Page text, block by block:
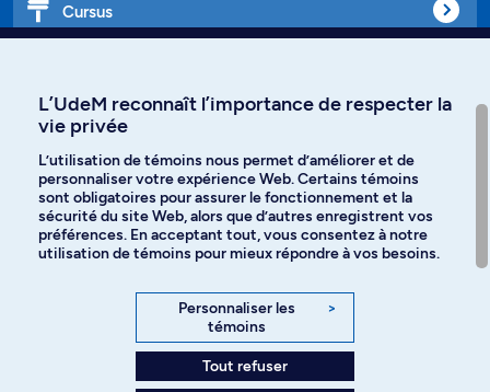
Cursus
Langues
Facebook Instagram
YouTube
L’UdeM reconnaît l’importance de respecter la
vie privée
L’utilisation de témoins nous permet d’améliorer et de
personnaliser votre expérience Web. Certains témoins
sont obligatoires pour assurer le fonctionnement et la
sécurité du site Web, alors que d’autres enregistrent vos
préférences. En acceptant tout, vous consentez à notre
utilisation de témoins pour mieux répondre à vos besoins.
Personnaliser les
témoins
>
Tout refuser